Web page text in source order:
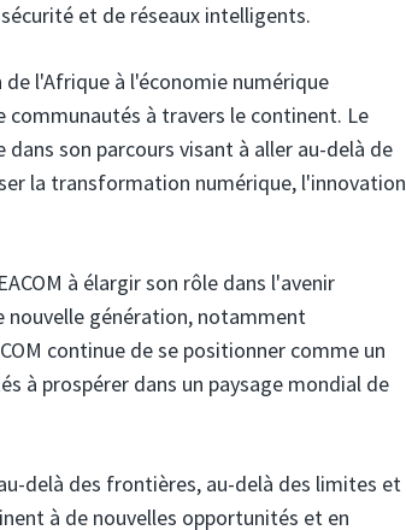
et de réseaux intelligents.
de l'Afrique à l'économie numérique
à travers le continent. Le
son parcours visant à aller au-delà de
la transformation numérique, l'innovation
à élargir son rôle dans l'avenir
nouvelle génération, notamment
continue de se positionner comme un
à prospérer dans un paysage mondial de
delà des frontières, au-delà des limites et
à de nouvelles opportunités et en